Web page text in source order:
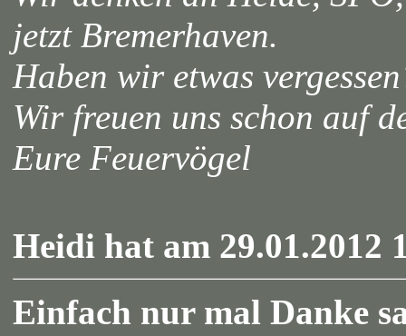
jetzt Bremerhaven.
Haben wir etwas
Wir freuen uns schon auf
Eure Feuervögel
Heidi hat am 29.01.2012
Einfach nur mal Danke